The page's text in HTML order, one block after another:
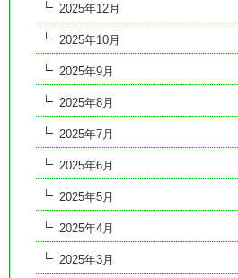
2025年12月
2025年10月
2025年9月
2025年8月
2025年7月
2025年6月
2025年5月
2025年4月
2025年3月